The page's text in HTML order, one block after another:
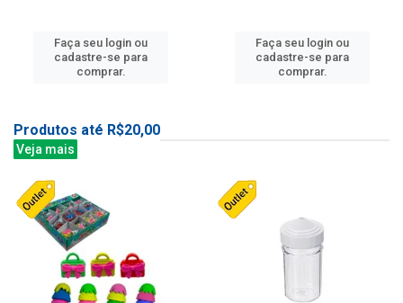
Faça seu login ou
cadastre-se para
comprar.
Faça seu login ou
cadastre-se para
comprar.
Produtos até R$20,00
Veja mais